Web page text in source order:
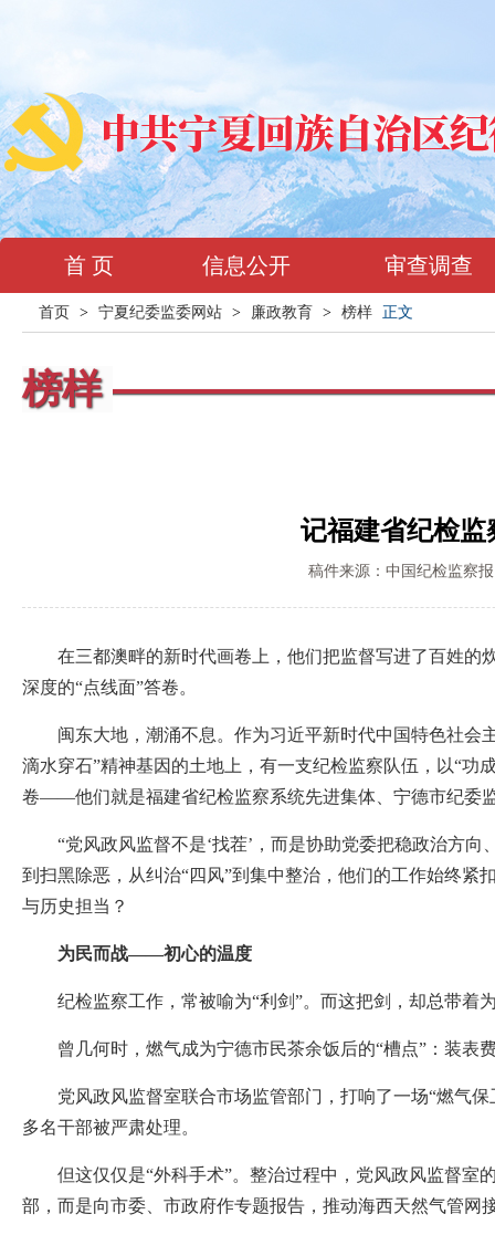
首 页 信息公开 审查调查
首页 > 宁夏纪委监委网站 > 廉政教育 > 榜样 正文
榜样
记福建省纪检
稿件来源：中国纪检监察报
在三都澳畔的新时代画卷上，他们把监督写进了百姓的
深度的“点线面”答卷。
闽东大地，潮涌不息。作为习近平新时代中国特色社会
滴水穿石”精神基因的土地上，有一支纪检监察队伍，以“功
卷——他们就是福建省纪检监察系统先进集体、宁德市纪委
“党风政风监督不是‘找茬’，而是协助党委把稳政治方向
到扫黑除恶，从纠治“四风”到集中整治，他们的工作始终
与历史担当？
为民而战——初心的温度
纪检监察工作，常被喻为“利剑”。而这把剑，却总带着
曾几何时，燃气成为宁德市民茶余饭后的“槽点”：装表
党风政风监督室联合市场监管部门，打响了一场“燃气保
多名干部被严肃处理。
但这仅仅是“外科手术”。整治过程中，党风政风监督室
部，而是向市委、市政府作专题报告，推动海西天然气管网